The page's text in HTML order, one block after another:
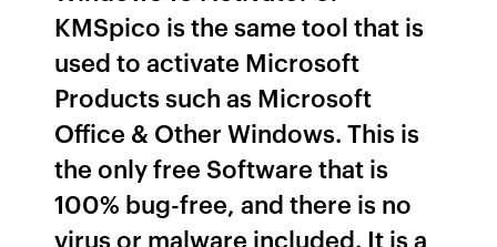
KMSpico is the same tool that is
used to activate Microsoft
Products such as Microsoft
Office & Other Windows. This is
the only free Software that is
100% bug-free, and there is no
virus or malware included. It is a